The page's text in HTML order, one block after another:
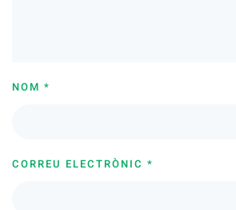
NOM *
CORREU ELECTRÒNIC *